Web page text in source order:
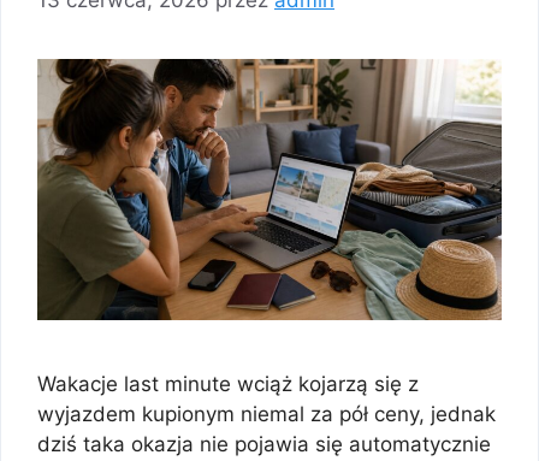
Wakacje last minute wciąż kojarzą się z
wyjazdem kupionym niemal za pół ceny, jednak
dziś taka okazja nie pojawia się automatycznie